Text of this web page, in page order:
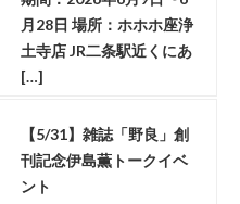
月28日 場所：ホホホ座浄
土寺店 JR二条駅近くにあ
[…]
【5/31】雑誌「野良」創
刊記念伊島薫トークイベ
ント